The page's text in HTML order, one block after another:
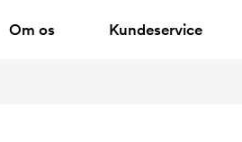
Om os Kundeservice